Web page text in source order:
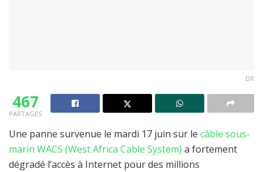
DR
467
PARTAGES
Une panne survenue le mardi 17 juin sur le câble sous-
marin WACS (West Africa Cable System) a fortement
dégradé l’accès à Internet pour des millions